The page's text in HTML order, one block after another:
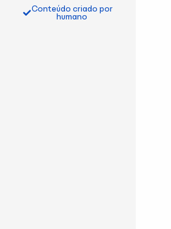
Conteúdo criado por
humano